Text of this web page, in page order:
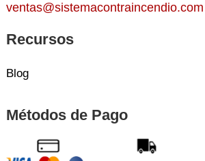
ventas@sistemacontraincendio.com
Recursos
Blog
Métodos de Pago